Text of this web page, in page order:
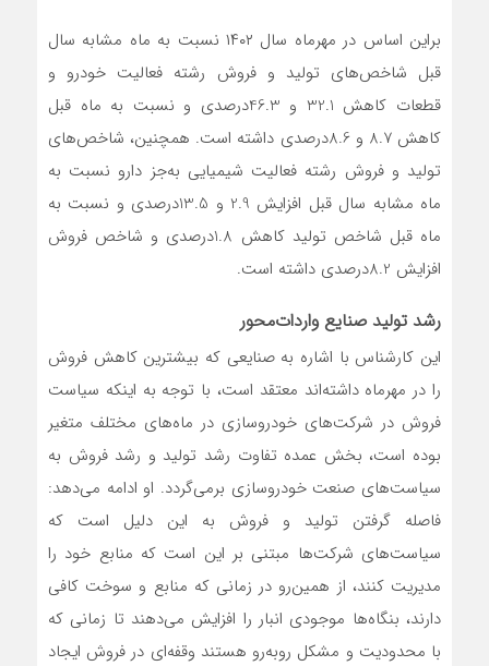
براین اساس در مهرماه سال ۱۴۰۲ نسبت به ماه مشابه سال
قبل شاخص‌‌های تولید و فروش رشته فعالیت‌ خودرو و
قطعات کاهش 32.1 و 46.3درصدی و نسبت به ماه قبل
کاهش 8.7 و 8.6درصدی داشته است. همچنین، شاخص‌های
تولید و فروش رشته فعالیت شیمیایی به‌جز دارو نسبت به
ماه مشابه سال قبل افزایش 2.9 و 13.5درصدی و نسبت به
ماه قبل شاخص تولید کاهش 1.8درصدی و شاخص فروش
افزایش 8.2درصدی داشته است.
رشد تولید صنایع واردات‌محور
این کارشناس با اشاره به صنایعی که بیشترین کاهش فروش
را در مهرماه داشته‌‌‌اند معتقد است، با توجه به اینکه سیاست
فروش در شرکت‌های خودروسازی در ماه‌‌‌های مختلف متغیر
بوده است، بخش عمده تفاوت رشد تولید و رشد فروش به
سیاست‌‌‌های صنعت خودروسازی برمی‌‌‌گردد. او ادامه می‌دهد:
فاصله گرفتن تولید و فروش به این دلیل است که
سیاست‌‌‌های شرکت‌ها مبتنی بر این است که منابع خود را
مدیریت کنند، از همین‌رو در زمانی که منابع و سوخت کافی
دارند، بنگاه‌‌‌ها موجودی انبار را افزایش می‌دهند تا زمانی که
با محدودیت و مشکل روبه‌رو هستند وقفه‌‌‌ای در فروش ایجاد